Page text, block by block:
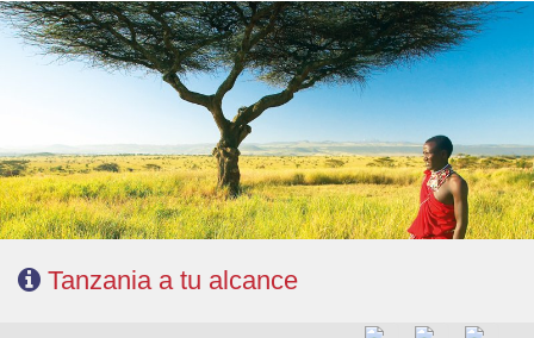
- Salidas:Martes y sábados
- Ruta: 1 noche Tarangire, 2 noches serengeti y 1 noche Karatu
- Régimen: Pensión completa
Tanzania a tu alcance